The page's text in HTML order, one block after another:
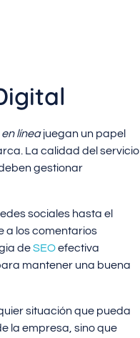
líneajuegan un papel
La calidad del servicio
gestionar
sociales hasta el
a los comentarios
deSEOefectiva
mantener una buena
situación que pueda
la empresa, sino que